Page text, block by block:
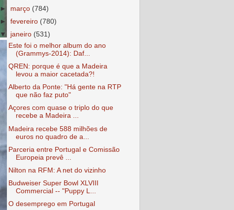
► março (784)
►fevereiro (780)
▼ janeiro (531)
Este foi o melhor album do ano
(Grammys-2014): Daf...
QREN: porque é que a Madeira
levou a maior cacetada?!
Alberto da Ponte: "Há gente na RTP
que não faz puto"
Açores com quase o triplo do que
recebe a Madeira ...
Madeira recebe 588 milhões de
euros no quadro de a...
Parceria entre Portugal e Comissão
Europeia prevê ...
Nilton na RFM: A net do vizinho
Budweiser Super Bowl XLVIII
Commercial -- "Puppy L...
O desemprego em Portugal